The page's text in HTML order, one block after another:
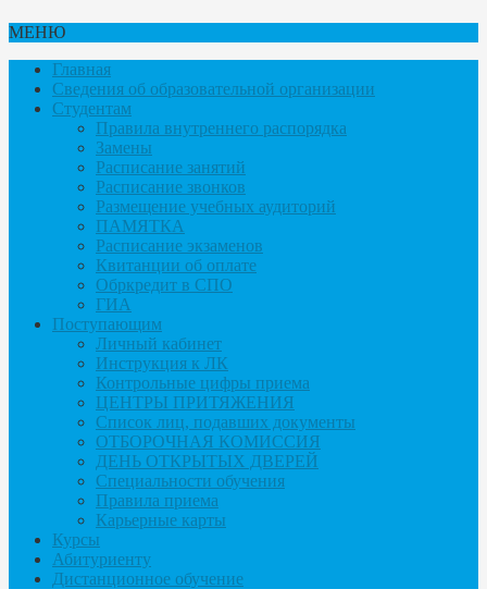
МЕНЮ
Главная
Сведения об образовательной организации
Студентам
Правила внутреннего распорядка
Замены
Расписание занятий
Расписание звонков
Размещение учебных аудиторий
ПАМЯТКА
Расписание экзаменов
Квитанции об оплате
Обркредит в СПО
ГИА
Поступающим
Личный кабинет
Инструкция к ЛК
Контрольные цифры приема
ЦЕНТРЫ ПРИТЯЖЕНИЯ
Список лиц, подавших документы
ОТБОРОЧНАЯ КОМИССИЯ
ДЕНЬ ОТКРЫТЫХ ДВЕРЕЙ
Специальности обучения
Правила приема
Карьерные карты
Курсы
Абитуриенту
Дистанционное обучение